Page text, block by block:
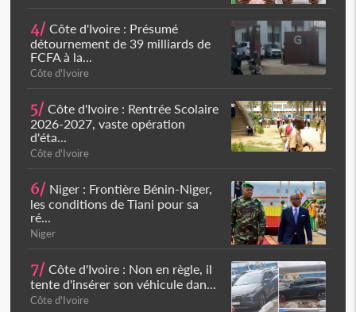
4/ Côte d'Ivoire : Présumé
détournement de 39 milliards de
FCFA à la...
Côte d'Ivoire
5/ Côte d'Ivoire : Rentrée Scolaire
2026-2027, vaste opération
d'éta...
Côte d'Ivoire
6/ Niger : Frontière Bénin-Niger,
les conditions de Tiani pour sa
ré...
Niger
7/ Côte d'Ivoire : Non en règle, il
tente d'insérer son véhicule dan...
Côte d'Ivoire